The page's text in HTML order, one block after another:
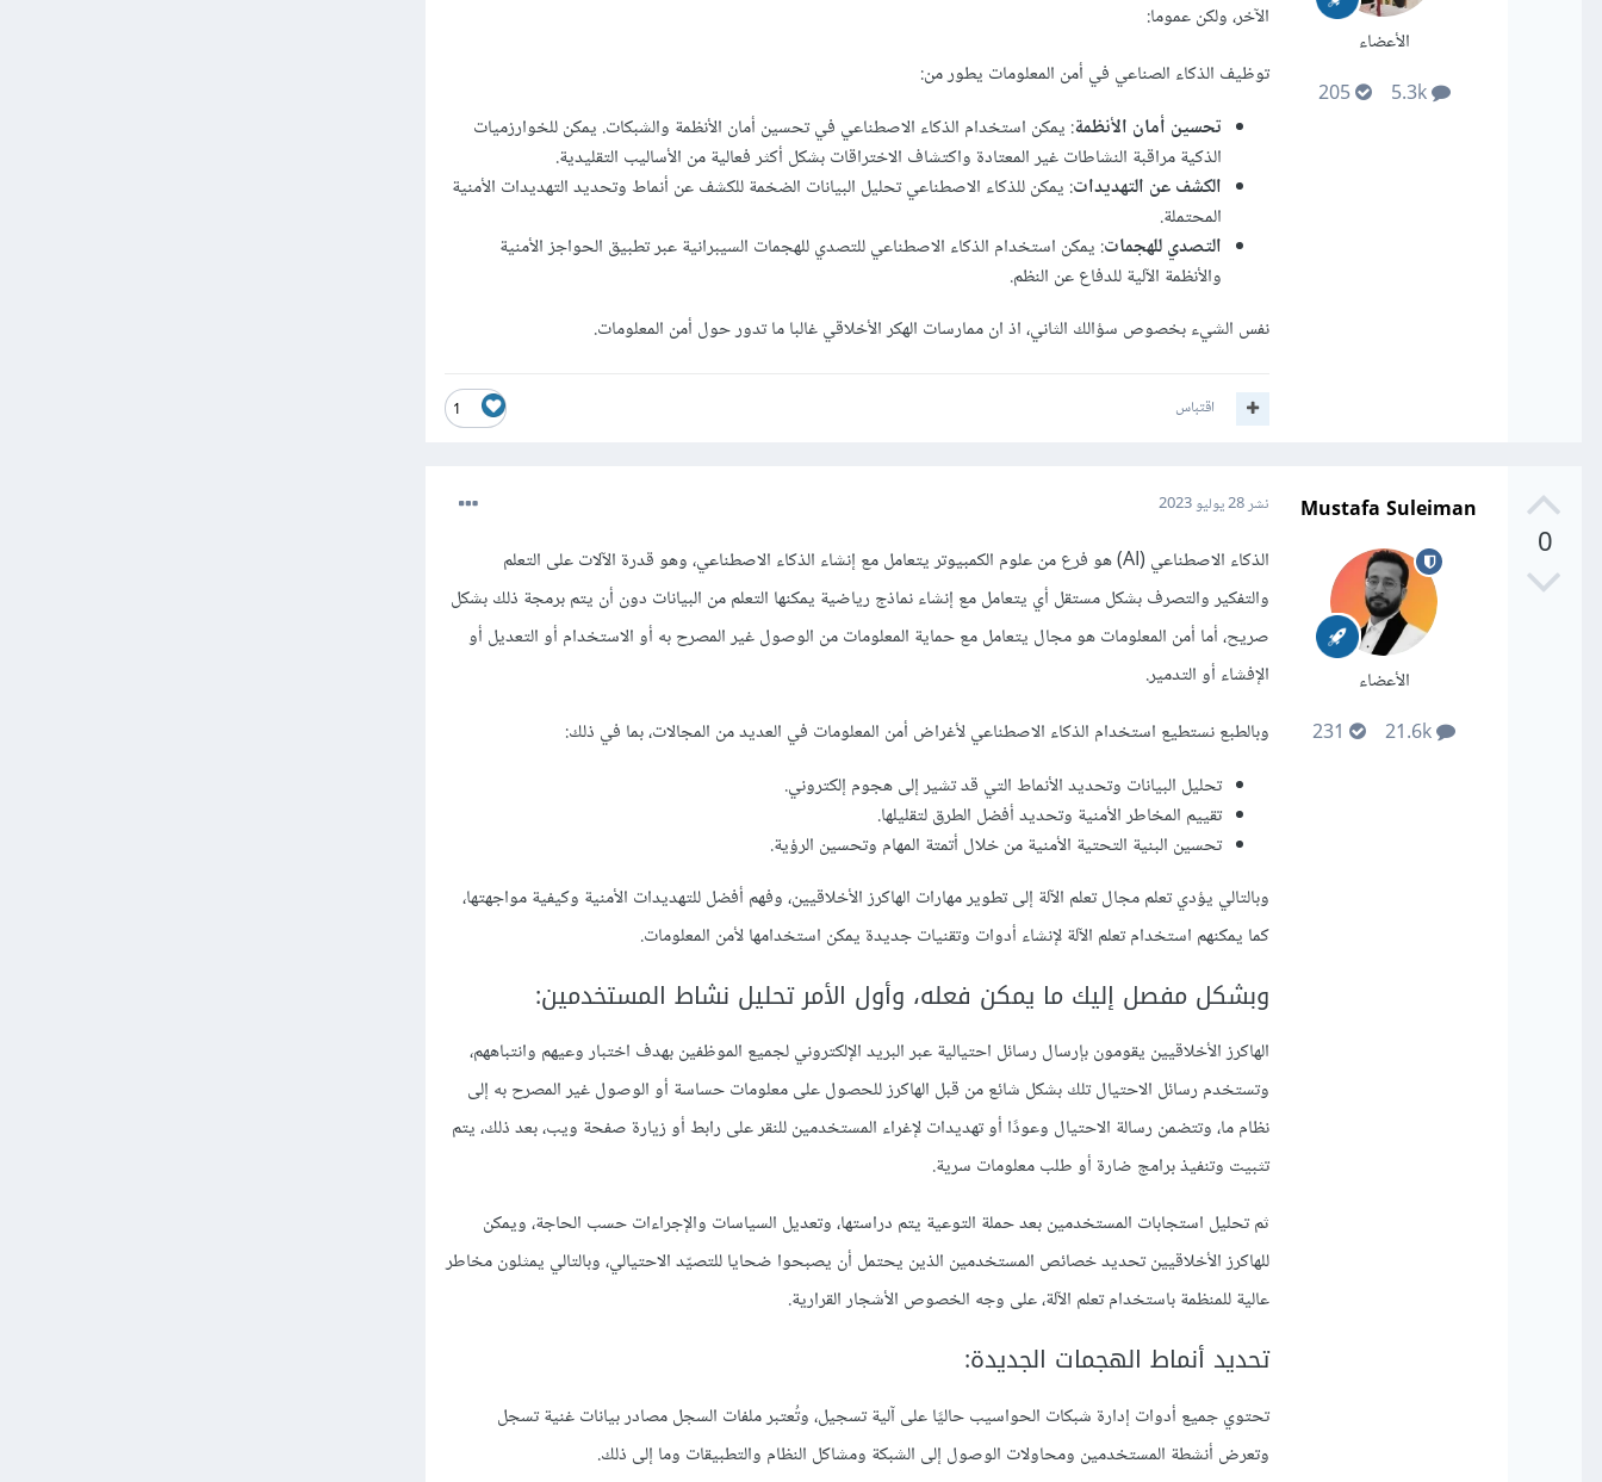
الأعضاء
5.3k
205
الآخر، ولكن عموما:
توظيف الذكاء الصناعي في أمن المعلومات يطور من:
تحسين أمان الأنظمة: يمكن استخدام الذكاء الاصطناعي في تحسين أمان الأنظمة والشبكات. يمكن للخوارزميات
الذكية مراقبة النشاطات غير المعتادة واكتشاف الاختراقات بشكل أكثر فعالية من الأساليب التقليدية.
الكشف عن التهديدات: يمكن للذكاء الاصطناعي تحليل البيانات الضخمة للكشف عن أنماط وتحديد التهديدات الأمنية
المحتملة.
التصدي للهجمات: يمكن استخدام الذكاء الاصطناعي للتصدي للهجمات السيبرانية عبر تطبيق الحواجز الأمنية
والأنظمة الآلية للدفاع عن النظم.
نفس الشيء بخصوص سؤالك الثاني، اذ ان ممارسات الهكر الأخلاقي غالبا ما تدور حول أمن المعلومات.
1 اقتباس
0
Mustafa Suleiman
الأعضاء
نشر28 يوليو 2023
الذكاء الاصطناعي (AI) هو فرع من علوم الكمبيوتر يتعامل مع إنشاء الذكاء الاصطناعي، وهو قدرة الآلات على التعلم
والتفكير والتصرف بشكل مستقل أي يتعامل مع إنشاء نماذج رياضية يمكنها التعلم من البيانات دون أن يتم برمجة ذلك بشكل
صريح، أما أمن المعلومات هو مجال يتعامل مع حماية المعلومات من الوصول غير المصرح به أو الاستخدام أو التعديل أو
الإفشاء أو التدمير.
وبالطبع نستطيع استخدام الذكاء الاصطناعي لأغراض أمن المعلومات في العديد من المجالات، بما في ذلك:
تحليل البيانات وتحديد الأنماط التي قد تشير إلى هجوم إلكتروني.
تقييم المخاطر الأمنية وتحديد أفضل الطرق لتقليلها.
تحسين البنية التحتية الأمنية من خلال أتمتة المهام وتحسين الرؤية.
وبالتالي يؤدي تعلم مجال تعلم الآلة إلى تطوير مهارات الهاكرز الأخلاقيين، وفهم أفضل للتهديدات الأمنية وكيفية مواجهتها،
كما يمكنهم استخدام تعلم الآلة لإنشاء أدوات وتقنيات جديدة يمكن استخدامها لأمن المعلومات.
وبشكل مفصل إليك ما يمكن فعله، وأول الأمر تحليل نشاط المستخدمين:
الهاكرز الأخلاقيين يقومون بإرسال رسائل احتيالية عبر البريد الإلكتروني لجميع الموظفين بهدف اختبار وعيهم وانتباههم،
وتستخدم رسائل الاحتيال تلك بشكل شائع من قبل الهاكرز للحصول على معلومات حساسة أو الوصول غير المصرح به إلى
نظام ما، وتتضمن رسالة الاحتيال وعودًا أو تهديدات لإغراء المستخدمين للنقر على رابط أو زيارة صفحة ويب، بعد ذلك، يتم
تثبيت وتنفيذ برامج ضارة أو طلب معلومات سرية.
ثم تحليل استجابات المستخدمين بعد حملة التوعية يتم دراستها، وتعديل السياسات والإجراءات حسب الحاجة، ويمكن
للهاكرز الأخلاقيين تحديد خصائص المستخدمين الذين يحتمل أن يصبحوا ضحايا للتصيّد الاحتيالي، وبالتالي يمثلون مخاطر
عالية للمنظمة باستخدام تعلم الآلة، على وجه الخصوص الأشجار القرارية.
تحديد أنماط الهجمات الجديدة:
تحتوي جميع أدوات إدارة شبكات الحواسيب حاليًا على آلية تسجيل، وتُعتبر ملفات السجل مصادر بيانات غنية تسجل
وتعرض أنشطة المستخدمين ومحاولات الوصول إلى الشبكة ومشاكل النظام والتطبيقات وما إلى ذلك.